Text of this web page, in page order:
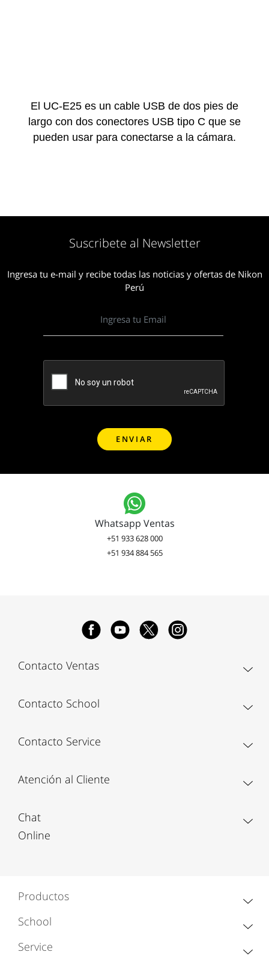
El UC-E25 es un cable USB de dos pies de
largo con dos conectores USB tipo C que se
pueden usar para conectarse a la cámara.
Suscribete al Newsletter
Ingresa tu e-mail y recibe todas las noticias y ofertas de Nikon
Perú
Whatsapp Ventas
+51 933 628 000
+51 934 884 565
Contacto Ventas
Contacto School
Contacto Service
Atención al Cliente
Chat
Online
Productos
School
Service